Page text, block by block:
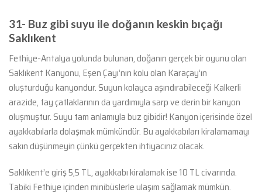
31- Buz gibi suyu ile doğanın keskin bıçağı
Saklıkent
Fethiye-Antalya yolunda bulunan, doğanın gerçek bir oyunu olan
Saklıkent Kanyonu, Eşen Çayı’nın kolu olan Karaçay’ın
oluşturduğu kanyondur. Suyun kolayca aşındırabileceği Kalkerli
arazide, fay çatlaklarının da yardımıyla sarp ve derin bir kanyon
oluşmuştur. Suyu tam anlamıyla buz gibidir! Kanyon içerisinde özel
ayakkabılarla dolaşmak mümkündür. Bu ayakkabıları kiralamamayı
sakın düşünmeyin çünkü gerçekten ihtiyacınız olacak.
Saklıkent’e giriş 5,5 TL, ayakkabı kiralamak ise 10 TL civarında.
Tabiki Fethiye içinden minibüslerle ulaşım sağlamak mümkün.